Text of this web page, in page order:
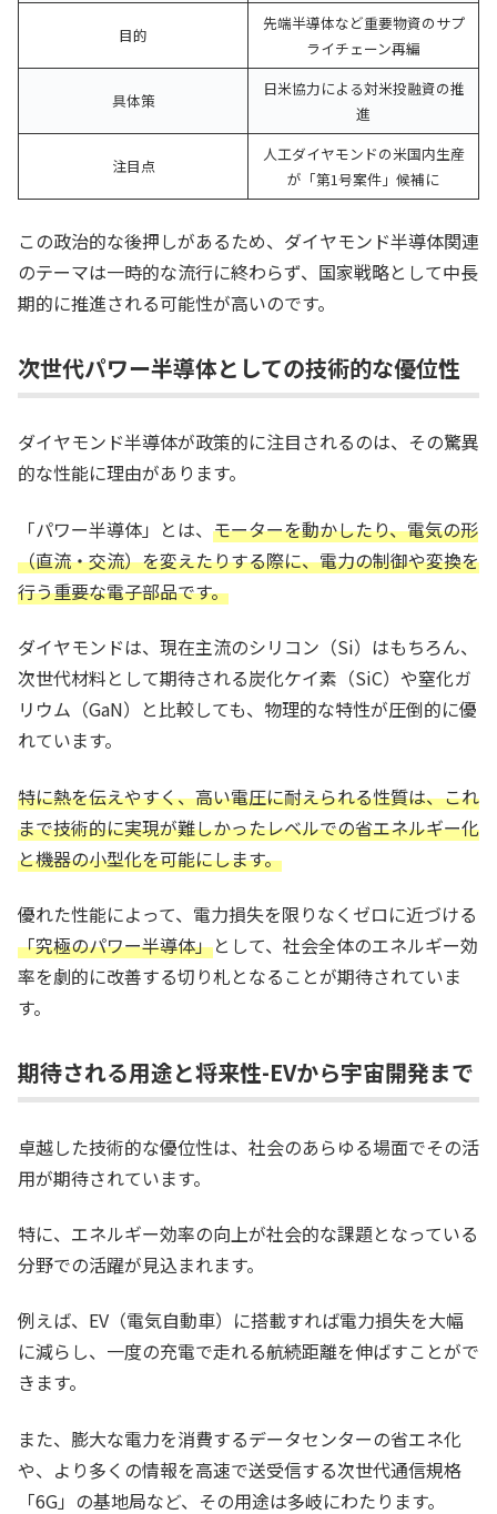
目的
先端半導体など重要物資のサプ
ライチェーン再編
具体策
日米協力による対米投融資の推
進
注目点
人工ダイヤモンドの米国内生産
が「第1号案件」候補に
この政治的な後押しがあるため、ダイヤモンド半導体関連
のテーマは一時的な流行に終わらず、国家戦略として中長
期的に推進される可能性が高いのです。
次世代パワー半導体としての技術的な優位性
ダイヤモンド半導体が政策的に注目されるのは、その驚異
的な性能に理由があります。
「パワー半導体」とは、 モーターを動かしたり、電気の形
（直流・交流）を変えたりする際に、電力の制御や変換を
行う重要な電子部品です。
ダイヤモンドは、現在主流のシリコン（Si）はもちろん、
次世代材料として期待される炭化ケイ素（SiC）や窒化ガ
リウム（GaN）と比較しても、物理的な特性が圧倒的に優
れています。
特に熱を伝えやすく、高い電圧に耐えられる性質は、これ
まで技術的に実現が難しかったレベルでの省エネルギー化
と機器の小型化を可能にします。
優れた性能によって、電力損失を限りなくゼロに近づける
「究極のパワー半導体」として、社会全体のエネルギー効
率を劇的に改善する切り札となることが期待されていま
す。
期待される用途と将来性-EVから宇宙開発まで
卓越した技術的な優位性は、社会のあらゆる場面でその活
用が期待されています。
特に、エネルギー効率の向上が社会的な課題となっている
分野での活躍が見込まれます。
例えば、EV（電気自動車）に搭載すれば電力損失を大幅
に減らし、一度の充電で走れる航続距離を伸ばすことがで
きます。
また、膨大な電力を消費するデータセンターの省エネ化
や、より多くの情報を高速で送受信する次世代通信規格
「6G」の基地局など、その用途は多岐にわたります。